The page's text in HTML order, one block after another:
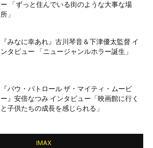
ー 「ずっと住んでいる街のような大事な場
所」
『みなに幸あれ』古川琴音＆下津優太監督 イ
ンタビュー 「ニュージャンルホラー誕生」
『パウ・パトロール ザ・マイティ・ムービ
ー』安倍なつみ インタビュー「映画館に行く
と子供たちの成長を感じられる」
IMAX